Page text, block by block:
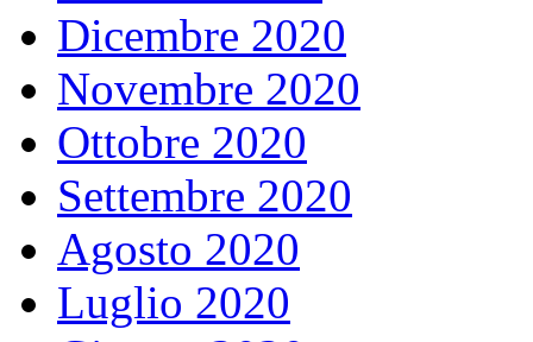
Dicembre 2020
Novembre 2020
Ottobre 2020
Settembre 2020
Agosto 2020
Luglio 2020